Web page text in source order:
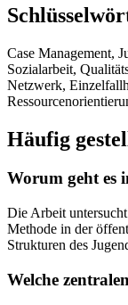
Case Management,
Sozialarbeit,
Netzwerk,
Häufig
Worum geht es
Die Arbeit
Methode in der
Strukturen des
Welche